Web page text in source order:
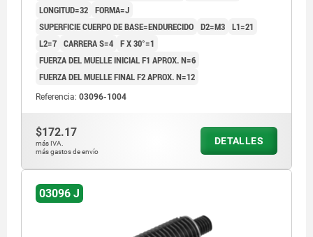
LONGITUD=32 FORMA=J
SUPERFICIE CUERPO DE BASE=ENDURECIDO D2=M3 L1=21
L2=7 CARRERA S=4 F X 30°=1
FUERZA DEL MUELLE INICIAL F1 APROX. N=6
FUERZA DEL MUELLE FINAL F2 APROX. N=12
Referencia: 03096-1004
$172.17
más IVA.
más gastos de envío
DETALLES
03096 J